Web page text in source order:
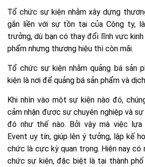
Tổ chức sự kiện nhằm xây dựng
gắn liền với sự tồn tại của Công ty,
trưởng, dù bạn có thay đổi lĩnh vực
phẩm nhưng thương hiệu thì còn mãi.
Tổ chức sự kiện nhằm quảng bá sản
kiện là nơi để quảng bá sản phẩm và
Khi nhìn vào một sự kiện nào đó,
cảm nhận được sự chuyên nghiệp và
đó như thế nào. Bởi vậy mà việc
Event uy tín, giúp lên ý tưởng, lập kế
chức là cực kỳ quan trọng. Hiện nay
chức sự kiện, đặc biệt là tại thành phố